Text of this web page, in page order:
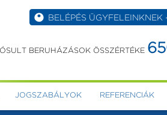
BELÉPÉS
BERUHÁZÁSOK ÖSSZÉRTÉKE
JOGSZABÁLYOK REFERENCIÁK